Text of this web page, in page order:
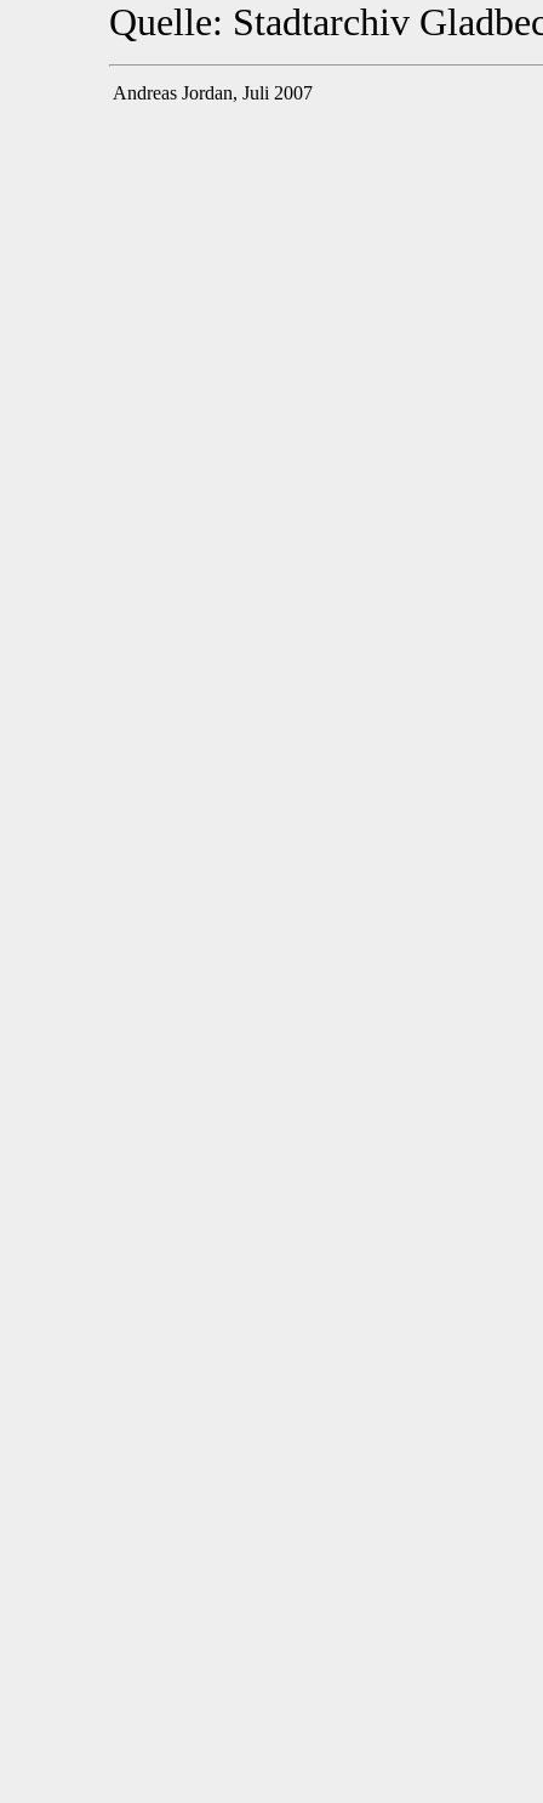
Quelle: Stadtarchiv
Andreas Jordan, Juli 2007